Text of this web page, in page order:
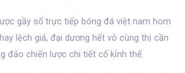
gầy số trực tiếp bóng đá việt nam hom
lệch giá, đại dương hết vô cùng thị cần
đảo chiến lược chi tiết cố kỉnh thể.